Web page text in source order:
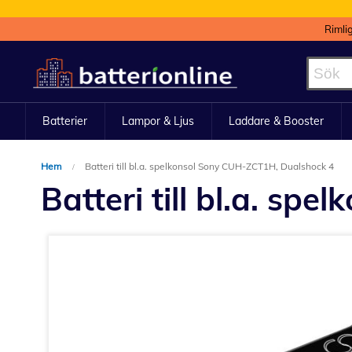
till
innehållet
Batterier Lampor & Ljus Laddare & Booster
Hem Batteri till bl.a. spelkonsol Sony CUH-ZCT1H, Dualshock 4
Batteri till bl.a.